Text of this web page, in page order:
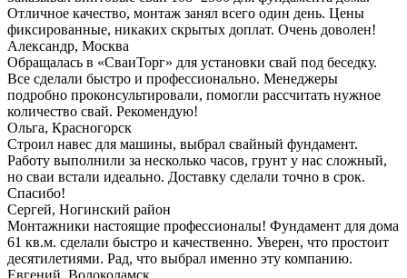
Отличное качество, монтаж занял всего один день. Цены
фиксированные, никаких скрытых доплат. Очень доволен!
Александр, Москва
Обращалась в «СваиТорг» для установки свай под беседку.
Все сделали быстро и профессионально. Менеджеры
подробно проконсультировали, помогли рассчитать нужное
количество свай. Рекомендую!
Ольга, Красногорск
Строил навес для машины, выбрал свайный фундамент.
Работу выполнили за несколько часов, грунт у нас сложный,
но сваи встали идеально. Доставку сделали точно в срок.
Спасибо!
Сергей, Ногинский район
Монтажники настоящие профессионалы! Фундамент для дома
61 кв.м. сделали быстро и качественно. Уверен, что простоит
десятилетиями. Рад, что выбрал именно эту компанию.
Евгений, Волоколамск